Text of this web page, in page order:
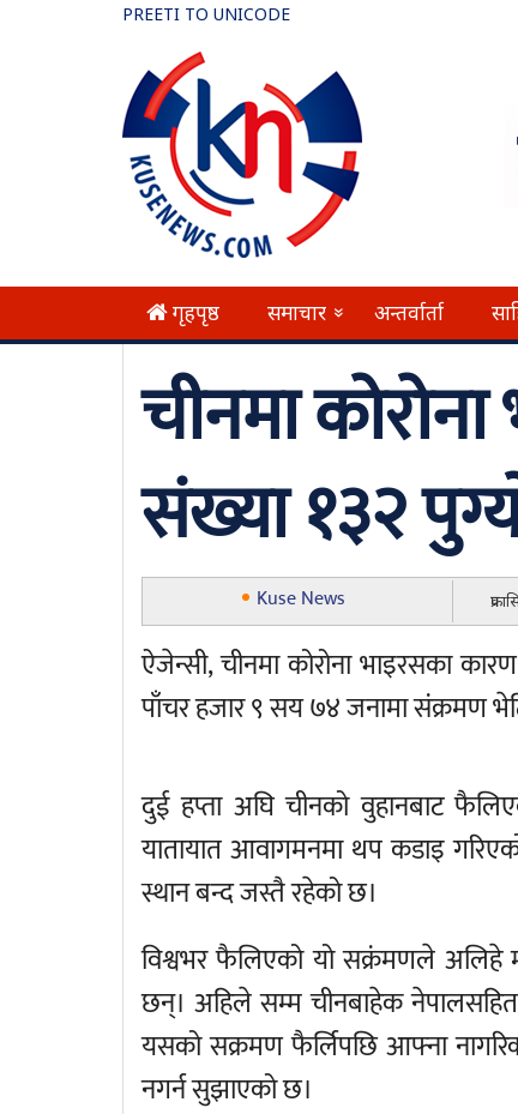
PREETI TO UNICODE
गृहपृष्ठ समाचार » अन्तर्वार्ता
चीनमा
संख्या १३२
Kuse News
ऐजेन्सी, चीनमा कोरोना भाइरसका
पाँचर हजार ९ सय ७४ जनामा संक्रमण
दुई हप्ता अघि चीनको वुहानबाट
यातायात आवागमनमा थप कडाइ
स्थान बन्द जस्तै रहेको छ।
विश्वभर फैलिएको यो सक्रंमणले अलिहे
छन्। अहिले सम्म चीनबाहेक
यसको सक्रमण फैर्लिपछि आफ्ना
नगर्न सुझाएको छ।